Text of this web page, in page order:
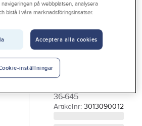
Sanitetporslin
Lyftstång till
IDO WC-stol
36-645
Artikelnr: 3013090012
på webbplatsen, analysera
bistå i våra marknadsföringsinsatser.
Acceptera alla cookies
inställningar